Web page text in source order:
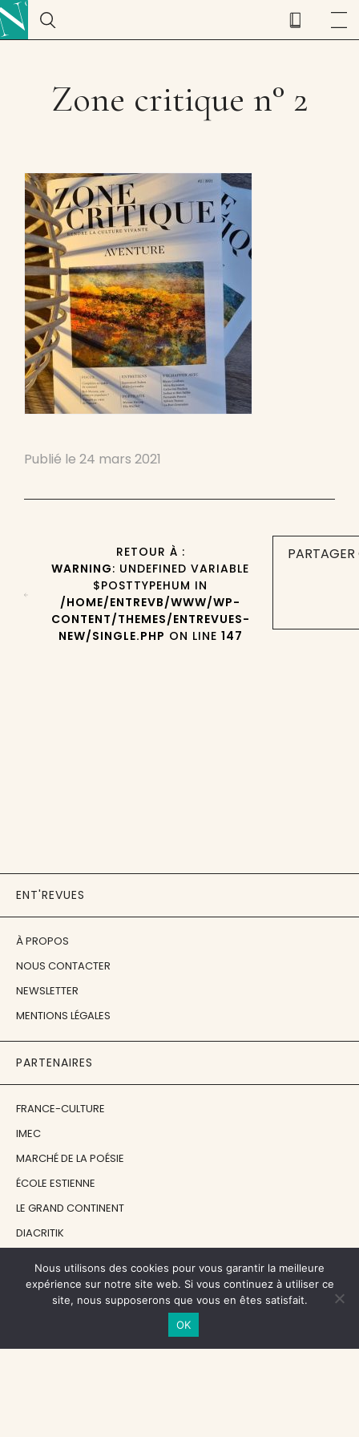
Zone critique n° 2
Publié le 24 mars 2021
RETOUR À :
WARNING: UNDEFINED VARIABLE
$POSTTYPEHUM IN
/HOME/ENTREVB/WWW/WP-
CONTENT/THEMES/ENTREVUES-
NEW/SINGLE.PHP ON LINE 147
ENT'REVUES
À PROPOS
NOUS CONTACTER
NEWSLETTER
MENTIONS LÉGALES
PARTENAIRES
FRANCE-CULTURE
IMEC
MARCHÉ DE LA POÉSIE
ÉCOLE ESTIENNE
LE GRAND CONTINENT
DIACRITIK
NOS SOUTIENS
CENTRE NATIONAL DU LIVRE
Nous utilisons des cookies pour vous garantir la meilleure
expérience sur notre site web. Si vous continuez à utiliser ce
site, nous supposerons que vous en êtes satisfait.
OK